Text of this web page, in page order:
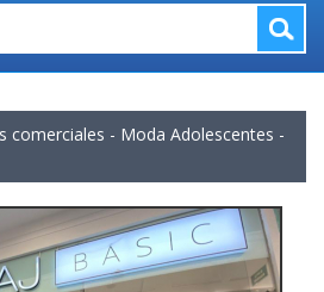
comerciales - Moda Adolescentes -